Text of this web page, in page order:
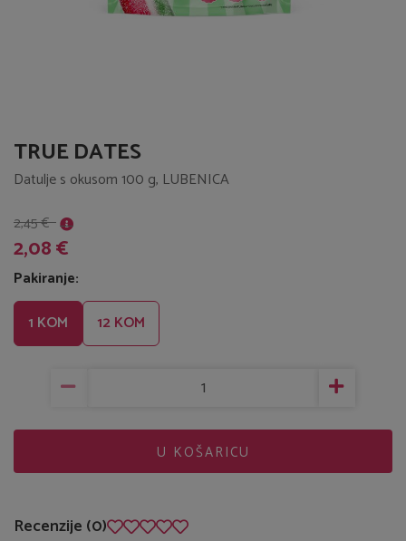
TRUE DATES
Datulje s okusom 100 g, LUBENICA
2,45 €
2,08 €
Pakiranje:
1 KOM
12 KOM
U KOŠARICU
Recenzije (0)